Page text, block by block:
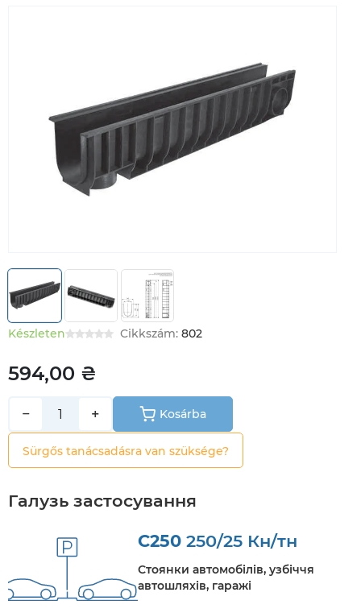
Készleten Cikkszám: 802
594,00 ₴
− + Kosárba
Sürgős tanácsadásra van szüksége?
Галузь застосування
C250 250/25 Кн/тн
Стоянки автомобілів, узбіччя
автошляхів, гаражі